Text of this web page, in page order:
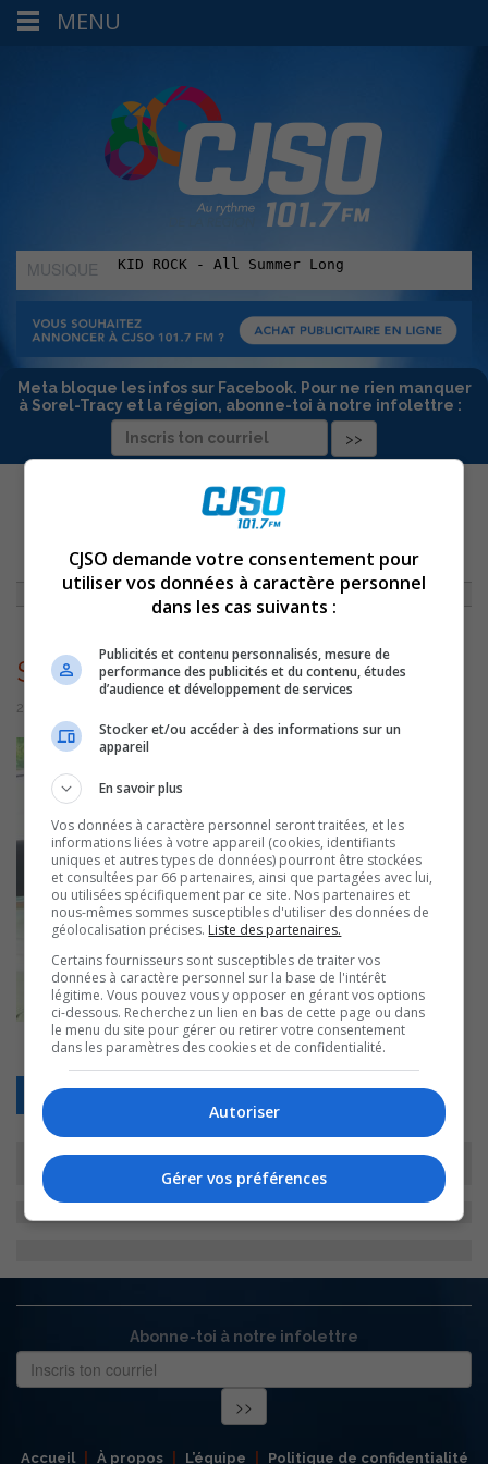
MUSIQUE
:
Meta bloque les infos sur Facebook. Pour ne rien manquer
à Sorel-Tracy et la région, abonne-toi à notre infolettre :
ENSEMBLE À LA MRC » SE RÉJOUIT LE PRÉFET DUPUIS
SYLVAINDUPUISDISCOURS
SylvainDupuisDiscours
29 septembre 2022 | Par Sylvain Rochon
Retour
Abonne-toi à notre infolettre
Accueil À propos L’équipe Politique de confidentialité
MENU
CJSO demande votre consentement pour
utiliser vos données à caractère personnel
dans les cas suivants :
Publicités et contenu personnalisés, mesure de
performance des publicités et du contenu, études
d’audience et développement de services
Stocker et/ou accéder à des informations sur un
appareil
En savoir plus
Vos données à caractère personnel seront traitées, et les
informations liées à votre appareil (cookies, identifiants
uniques et autres types de données) pourront être stockées
et consultées par 66 partenaires, ainsi que partagées avec lui,
ou utilisées spécifiquement par ce site. Nos partenaires et
nous-mêmes sommes susceptibles d'utiliser des données de
géolocalisation précises. Liste des partenaires.
Certains fournisseurs sont susceptibles de traiter vos
données à caractère personnel sur la base de l'intérêt
légitime. Vous pouvez vous y opposer en gérant vos options
ci-dessous. Recherchez un lien en bas de cette page ou dans
le menu du site pour gérer ou retirer votre consentement
dans les paramètres des cookies et de confidentialité.
Autoriser
Gérer vos préférences